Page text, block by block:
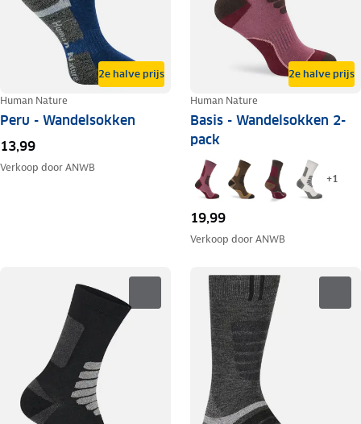
2e halve prijs
Human Nature
Peru - Wandelsokken
13,99
Verkoop doorANWB
2e halve prijs
Human Nature
Basis - Wandelsokken 2-
pack
+1
19,99
Verkoop doorANWB